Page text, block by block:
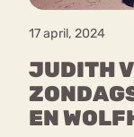
17 april, 2024
JUDITH
EN